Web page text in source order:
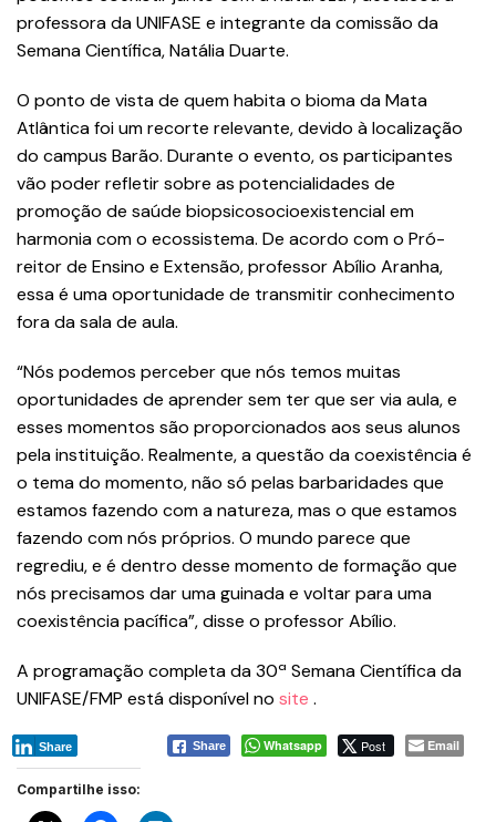
professora da UNIFASE e integrante da comissão da
Semana Científica, Natália Duarte.
O ponto de vista de quem habita o bioma da Mata
Atlântica foi um recorte relevante, devido à localização
do campus Barão. Durante o evento, os participantes
vão poder refletir sobre as potencialidades de
promoção de saúde biopsicosocioexistencial em
harmonia com o ecossistema. De acordo com o Pró-
reitor de Ensino e Extensão, professor Abílio Aranha,
essa é uma oportunidade de transmitir conhecimento
fora da sala de aula.
“Nós podemos perceber que nós temos muitas
oportunidades de aprender sem ter que ser via aula, e
esses momentos são proporcionados aos seus alunos
pela instituição. Realmente, a questão da coexistência é
o tema do momento, não só pelas barbaridades que
estamos fazendo com a natureza, mas o que estamos
fazendo com nós próprios. O mundo parece que
regrediu, e é dentro desse momento de formação que
nós precisamos dar uma guinada e voltar para uma
coexistência pacífica”, disse o professor Abílio.
A programação completa da 30ª Semana Científica da
UNIFASE/FMP está disponível no site .
Share Whatsapp Post Email
Share
Compartilhe isso: